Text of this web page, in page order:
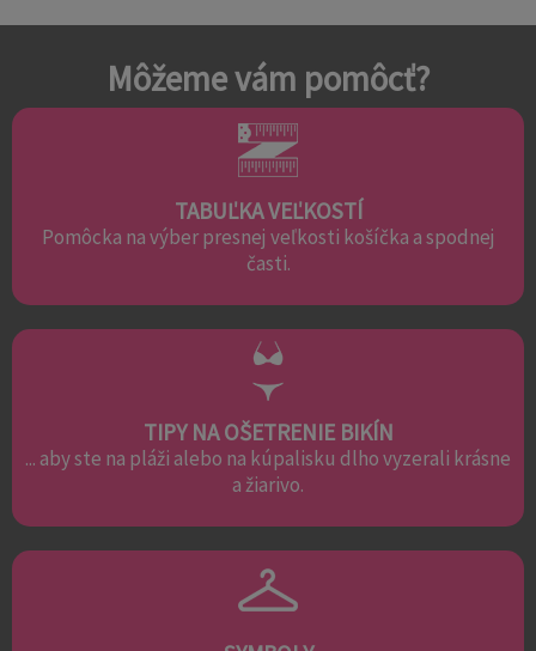
Môžeme vám pomôcť?
TABUĽKA VEĽKOSTÍ
Pomôcka na výber presnej veľkosti košíčka a spodnej
časti.
TIPY NA OŠETRENIE BIKÍN
... aby ste na pláži alebo na kúpalisku dlho vyzerali krásne
a žiarivo.